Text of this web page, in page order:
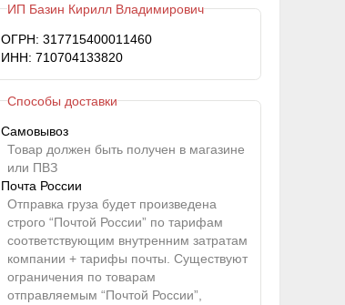
ИП Базин Кирилл Владимирович
ОГРН: 317715400011460
ИНН: 710704133820
Способы доставки
Самовывоз
Товар должен быть получен в магазине
или ПВЗ
Почта России
Отправка груза будет произведена
строго “Почтой России” по тарифам
соответствующим внутренним затратам
компании + тарифы почты. Существуют
ограничения по товарам
отправляемым “Почтой России”,